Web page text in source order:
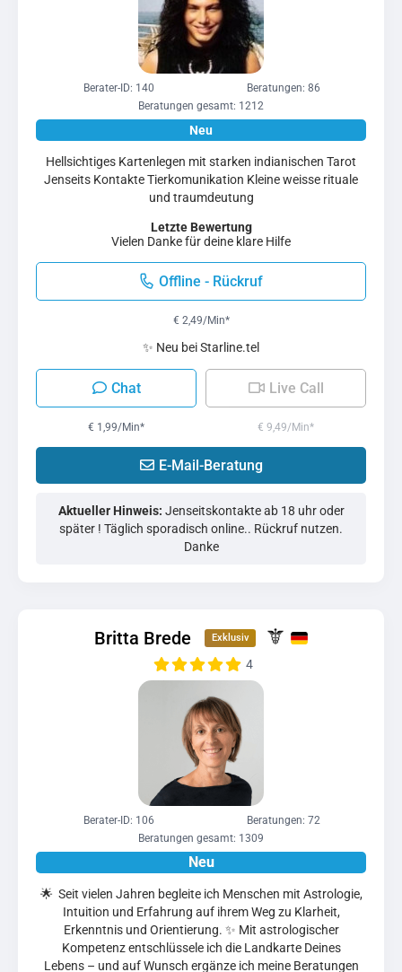
Hellsichtiges Kartenlegen mit starken indianischen Tarot
Jenseits Kontakte Tierkomunikation Kleine weisse rituale
und traumdeutung
Berater-ID: 140
Beratungen: 86
Beratungen gesamt: 1212
Letzte Bewertung
Vielen Danke für deine klare Hilfe
Offline - Rückruf
€ 2,49/Min*
✨ Neu bei Starline.tel
Chat
€ 1,99/Min*
Live Call
€ 9,49/Min*
E-Mail-Beratung
Aktueller Hinweis: Jenseitskontakte ab 18 uhr oder
später ! Täglich sporadisch online.. Rückruf nutzen.
Danke
Britta Brede
4
🌟 Seit vielen Jahren begleite ich Menschen mit Astrologie,
Intuition und Erfahrung auf ihrem Weg zu Klarheit,
Erkenntnis und Orientierung. ✨ Mit astrologischer
Kompetenz entschlüssele ich die Landkarte Deines
Lebens – und auf Wunsch ergänze ich meine Beratungen
Berater-ID: 106
Beratungen: 72
Beratungen gesamt: 1309